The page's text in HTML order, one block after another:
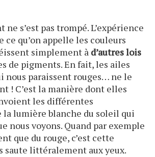
s’est pas trompé. L’expérience
ce qu’on appelle les couleurs
simplement à d’autres lois
de pigments. En fait, les ailes
nous paraissent rouges… ne le
! C’est la manière dont elles
les différentes
la lumière blanche du soleil qui
nous voyons. Quand par exemple
que du rouge, c’est cette
saute littéralement aux yeux.